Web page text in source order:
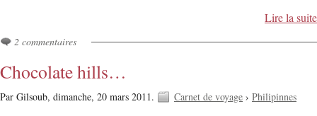
Lire la suite
2 commentaires
Chocolate hills…
Par Gilsoub, dimanche, 20 mars 2011. Carnet de voyage › Philipinnes